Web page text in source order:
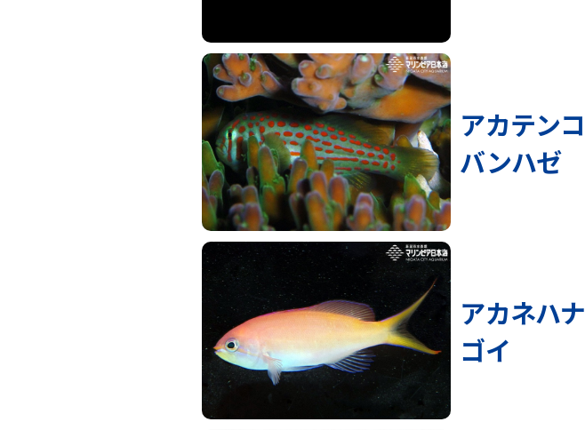
アカテンコ
バンハゼ
アカネハナ
ゴイ